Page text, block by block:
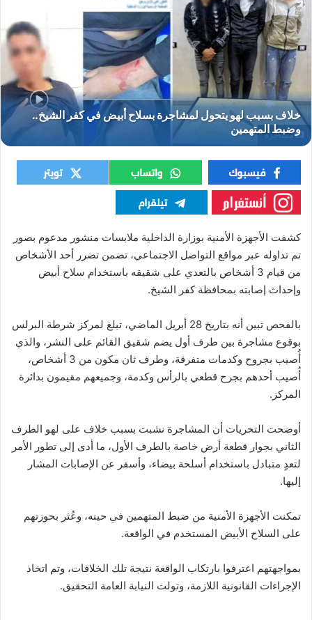
مشاجرة
كشفت الأجهزة الأمنية بوزارة الداخلية ملابسات منشور مدعوم بصور
تم تداوله عبر مواقع التواصل الاجتماعي، تضمن تضرر أحد الأشخاص
من قيام 3 أشخاص بالتعدي على شقيقه باستخدام سلاح أبيض
وإحداث إصابته بمحافظة كفر الشيخ.
بالفحص تبين أنه بتاريخ 28 أبريل الماضي، تبلغ لمركز شرطة البرلس
بوقوع مشاجرة بين طرف أول يضم شقيق القائم على النشر، والذي
أُصيب بجروح وكدمات متفرقة، وطرف ثان مكون من 3 أشخاص،
أُصيب أحدهم بجرح قطعي بالرأس وكدمة، وجميعهم مقيمون بدائرة
المركز.
أوضحت التحريات أن المشاجرة نشبت بسبب خلاف على لهو الطرف
الثاني بجوار قطعة أرض خاصة بالطرف الأول، ما أدى إلى تطور الأمر
لتعدٍ متبادل باستخدام أسلحة بيضاء، وأسفر عن الإصابات المشار
إليها.
تمكنت الأجهزة الأمنية من ضبط المتهمين في حينه، وعُثر بحوزتهم
على السلاح الأبيض المستخدم في الواقعة.
بمواجهتهم اعترفوا بارتكاب الواقعة نتيجة تلك الخلافات، وتم اتخاذ
الإجراءات القانونية اللازمة، وتولت النيابة العامة التحقيق.